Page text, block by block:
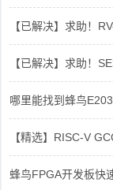
【已解决】求助！
【已解决】求助！
哪里能找到蜂鸟
【精选】RISC-V
蜂鸟FPGA开发板快